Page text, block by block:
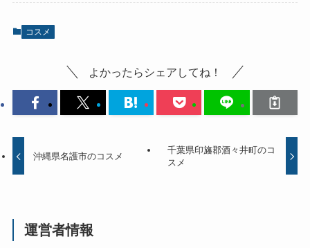
コスメ
よかったらシェアしてね！
沖縄県名護市のコスメ
千葉県印旛郡酒々井町のコ
スメ
運営者情報